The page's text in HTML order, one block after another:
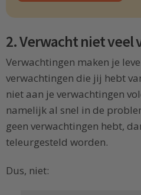
2. Verwacht niet veel
Verwachtingen maken je
verwachtingen die jij hebt
niet aan je verwachtingen
namelijk al snel in de
geen verwachtingen hebt,
teleurgesteld worden.
Dus, niet: